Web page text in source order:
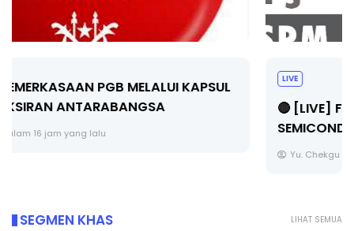
🔴 [LIVE] FIZIK TING 5 (DLP), 5.2
SEMICONDUCTOR DIODE PART-2 OLEH CIKG...
LIHAT SEMUA
SEGMEN KHAS